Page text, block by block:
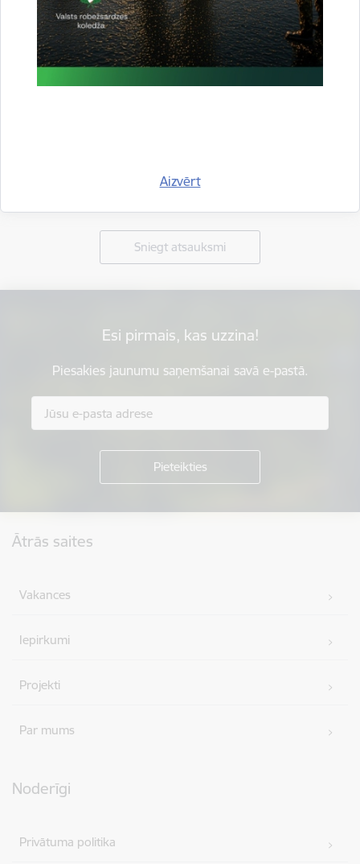
Aizvērt
Vai šī informācija bija noderīga?
Sniegt atsauksmi
Esi pirmais, kas uzzina!
Piesakies jaunumu saņemšanai savā e-pastā.
Ātrās saites
Vakances
Iepirkumi
Projekti
Par mums
Noderīgi
Privātuma politika